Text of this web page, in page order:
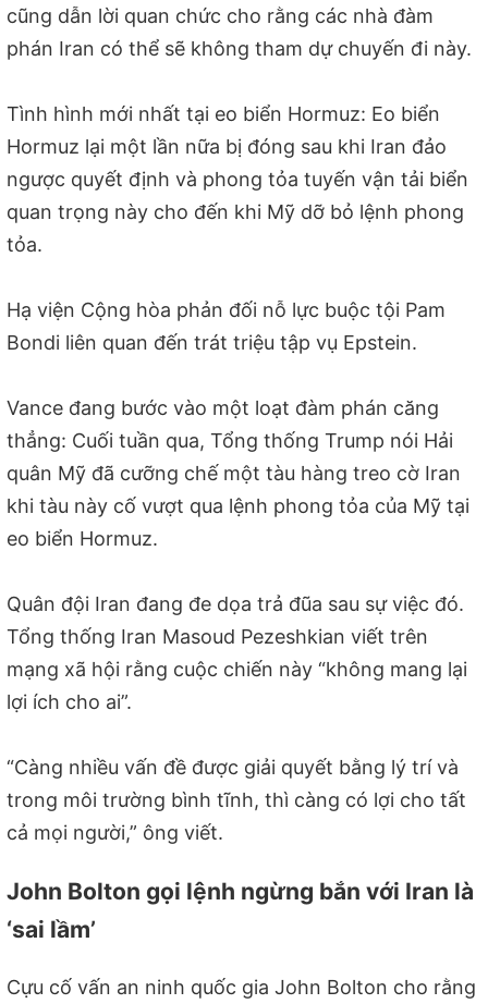
cũng dẫn lời quan chức cho rằng các nhà đàm
phán Iran có thể sẽ không tham dự chuyến đi này.
Tình hình mới nhất tại eo biển Hormuz: Eo biển
Hormuz lại một lần nữa bị đóng sau khi Iran đảo
ngược quyết định và phong tỏa tuyến vận tải biển
quan trọng này cho đến khi Mỹ dỡ bỏ lệnh phong
tỏa.
Hạ viện Cộng hòa phản đối nỗ lực buộc tội Pam
Bondi liên quan đến trát triệu tập vụ Epstein.
Vance đang bước vào một loạt đàm phán căng
thẳng: Cuối tuần qua, Tổng thống Trump nói Hải
quân Mỹ đã cưỡng chế một tàu hàng treo cờ Iran
khi tàu này cố vượt qua lệnh phong tỏa của Mỹ tại
eo biển Hormuz.
Quân đội Iran đang đe dọa trả đũa sau sự việc đó.
Tổng thống Iran Masoud Pezeshkian viết trên
mạng xã hội rằng cuộc chiến này “không mang lại
lợi ích cho ai”.
“Càng nhiều vấn đề được giải quyết bằng lý trí và
trong môi trường bình tĩnh, thì càng có lợi cho tất
cả mọi người,” ông viết.
John Bolton gọi lệnh ngừng bắn với Iran là
‘sai lầm’
Cựu cố vấn an ninh quốc gia John Bolton cho rằng